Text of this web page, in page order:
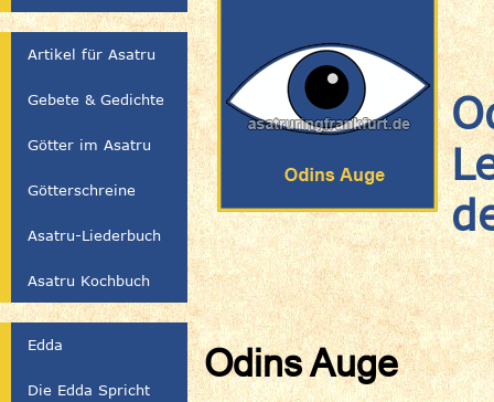
Odins Auge
Artikel für Asatru
Gebete & Gedichte
Götter im Asatru
Götterschreine
Asatru-Liederbuch
Asatru Kochbuch
Edda
Die Edda Spricht